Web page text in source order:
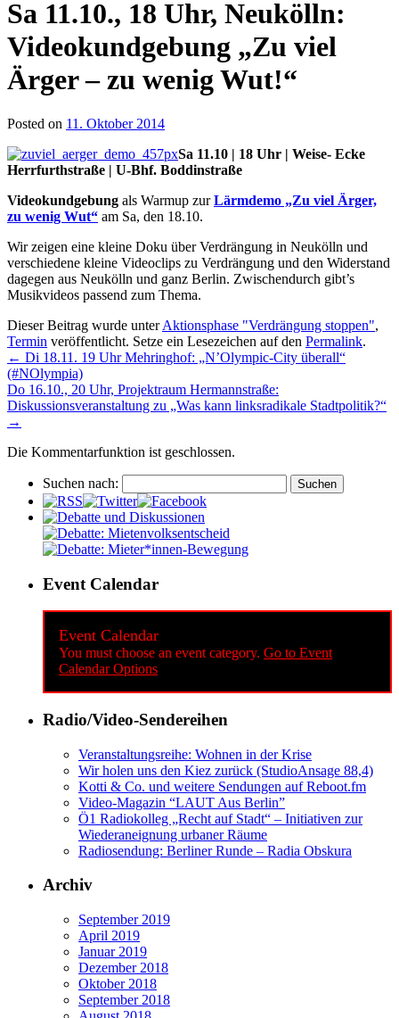
Sa 11.10., 18 Uhr, Neukölln:
Videokundgebung „Zu viel
Ärger – zu wenig Wut!“
Posted on 11. Oktober 2014
Sa 11.10 | 18 Uhr | Weise- Ecke
Herrfurthstraße | U-Bhf. Boddinstraße
Videokundgebung als Warmup zurLärmdemo „Zu viel Ärger,
zu wenig Wut“ am Sa, den 18.10.
Wir zeigen eine kleine Doku über Verdrängung in Neukölln und
verschiedene kleine Videoclips zu Verdrängung und den Widerstand
dagegen aus Neukölln und ganz Berlin. Zwischendurch gibt’s
Musikvideos passend zum Thema.
Dieser Beitrag wurde unterAktionsphase "Verdrängung stoppen",
Termin veröffentlicht. Setze ein Lesezeichen auf den Permalink.
← Di 18.11. 19 Uhr Mehringhof: „N’Olympic-City überall“
(#NOlympia)
Do 16.10., 20 Uhr, Projektraum Hermannstraße:
Diskussionsveranstaltung zu „Was kann linksradikale Stadtpolitik?“
→
Die Kommentarfunktion ist geschlossen.
Suchen nach:
Event Calendar
Event Calendar
You must choose an event category. Go to Event
Calendar Options
Radio/Video-Sendereihen
Veranstaltungsreihe: Wohnen in der Krise
Wir holen uns den Kiez zurück (StudioAnsage 88,4)
Kotti & Co. und weitere Sendungen auf Reboot.fm
Video-Magazin “LAUT Aus Berlin”
Ö1 Radiokolleg „Recht auf Stadt“ – Initiativen zur
Wiederaneignung urbaner Räume
Radiosendung: Berliner Runde – Radia Obskura
Archiv
September 2019
April 2019
Januar 2019
Dezember 2018
Oktober 2018
September 2018